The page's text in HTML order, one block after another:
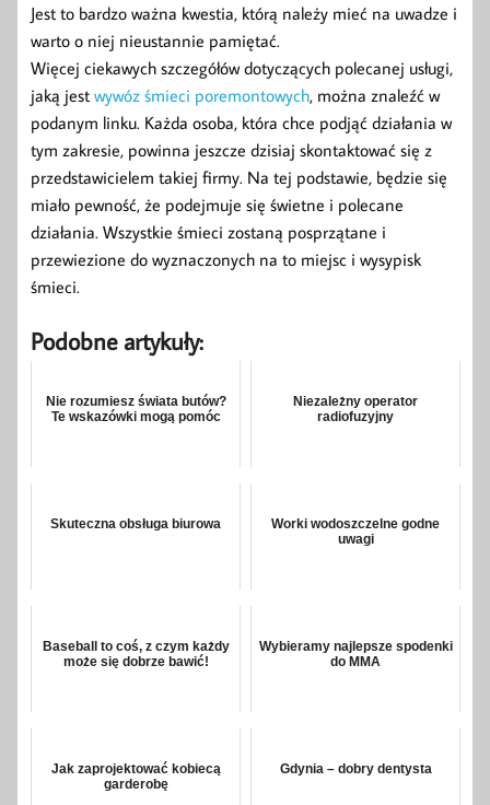
Jest to bardzo ważna kwestia, którą należy mieć na uwadze i
warto o niej nieustannie pamiętać.
Więcej ciekawych szczegółów dotyczących polecanej usługi,
jaką jest wywóz śmieci poremontowych, można znaleźć w
podanym linku. Każda osoba, która chce podjąć działania w
tym zakresie, powinna jeszcze dzisiaj skontaktować się z
przedstawicielem takiej firmy. Na tej podstawie, będzie się
miało pewność, że podejmuje się świetne i polecane
działania. Wszystkie śmieci zostaną posprzątane i
przewiezione do wyznaczonych na to miejsc i wysypisk
śmieci.
Podobne artykuły:
Nie rozumiesz świata butów?
Te wskazówki mogą pomóc
Niezależny operator
radiofuzyjny
Skuteczna obsługa biurowa
Worki wodoszczelne godne
uwagi
Baseball to coś, z czym każdy
może się dobrze bawić!
Wybieramy najlepsze spodenki
do MMA
Jak zaprojektować kobiecą
garderobę
Gdynia – dobry dentysta